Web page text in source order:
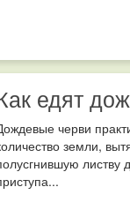
едят
черви
земли,
листву